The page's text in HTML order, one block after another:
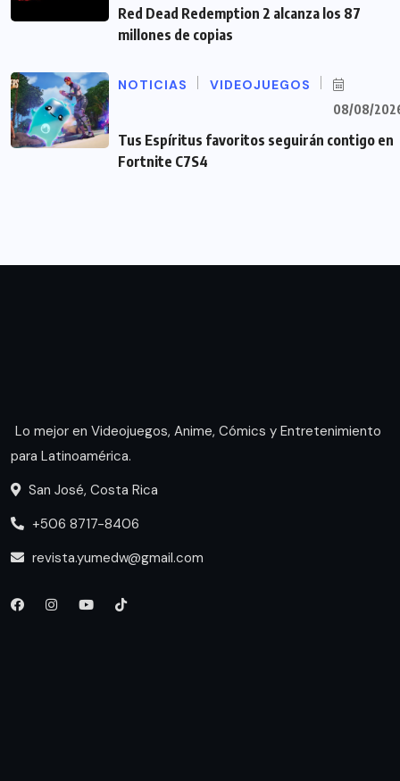
Red Dead Redemption 2 alcanza los 87
millones de copias
NOTICIAS VIDEOJUEGOS
08/08/
Tus Espíritus favoritos seguirán contigo en
Fortnite C7S4
Lo mejor en Videojuegos, Anime, Cómics y Entretenimiento
para Latinoamérica.
San José, Costa Rica
+506 8717-8406
revista.yumedw@gmail.com